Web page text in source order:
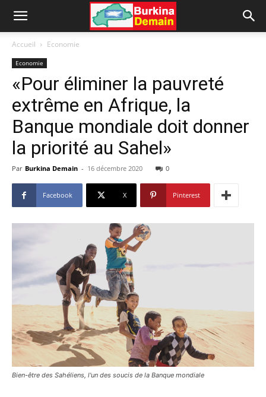
Accueil Economie
Economie
«Pour éliminer la pauvreté
extrême en Afrique, la
Banque mondiale doit donner
la priorité au Sahel»
Par Burkina Demain - 16 décembre 2020 0
Facebook X Pinterest
Bien-être des Sahéliens, l'un des soucis de la Banque mondiale